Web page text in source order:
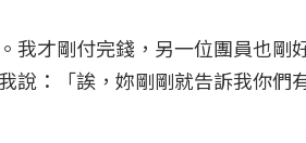
我才剛付完錢，另一位團員也剛
：「誒，妳剛剛就告訴我你們